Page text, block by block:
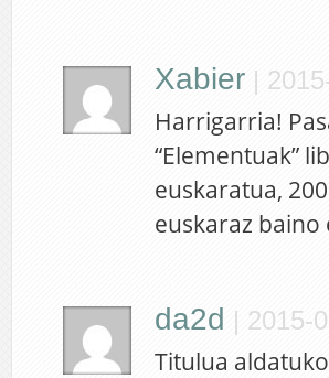
Xabier |
Harrigarria!
“Elementuak”
euskaratua,
euskaraz baino
da2d | 2015-
Titulua